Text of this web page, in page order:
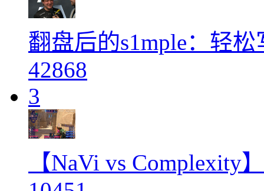
翻盘后的s1mple：轻
42868
3
【NaVi vs Complexity